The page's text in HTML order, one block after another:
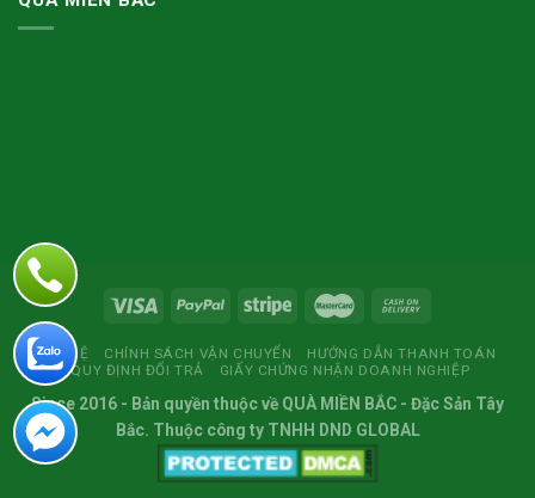
LIÊN HỆ CHÍNH SÁCH VẬN CHUYỂN
HƯỚNG DẪN THANH TOÁN
QUY ĐỊNH ĐỔI TRẢ
GIẤY CHỨNG NHẬN DOANH NGHIỆP
Since 2016 - Bản quyền thuộc về QUÀ MIỀN BẮC - Đặc Sản Tây
Bắc. Thuộc công ty TNHH DND GLOBAL